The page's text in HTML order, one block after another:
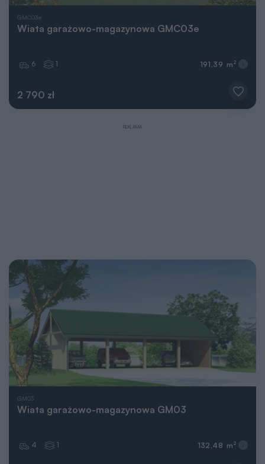
GMC03e
Wiata garażowo-magazynowa GMC03e
2 790 zł
6 1 191,39 m 2
REKLAMA
GM03
Wiata garażowo-magazynowa GM03
4 1 132,48 m 2